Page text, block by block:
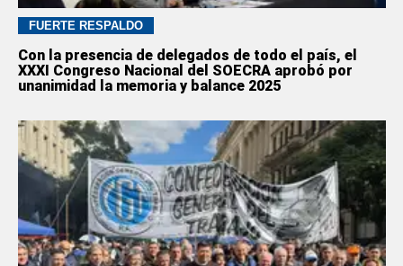
FUERTE RESPALDO
Con la presencia de delegados de todo el país, el
XXXI Congreso Nacional del SOECRA aprobó por
unanimidad la memoria y balance 2025